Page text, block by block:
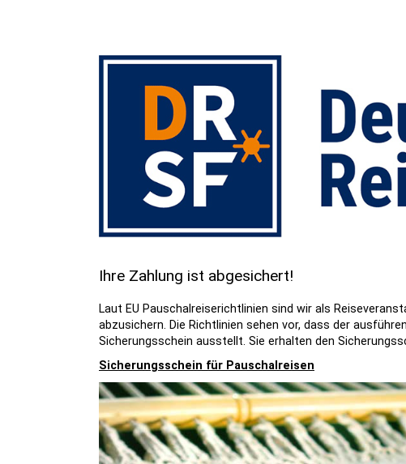
Ihre Zahlung ist abgesichert!
Laut EU Pauschalreiserichtlinien sind wir als
abzusichern. Die Richtlinien sehen vor, dass der
Sicherungsschein ausstellt. Sie erhalten den
Sicherungsschein für Pauschalreisen